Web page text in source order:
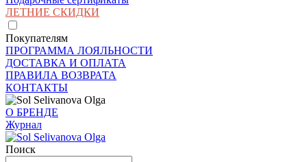
ЛЕТНИЕ СКИДКИ
Покупателям
ПРОГРАММА ЛОЯЛЬНОСТИ
ДОСТАВКА И ОПЛАТА
ПРАВИЛА ВОЗВРАТА
КОНТАКТЫ
О БРЕНДЕ
Журнал
Поиск